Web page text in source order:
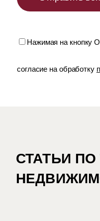
Нажимая на кнопку
согласие на обработку
СТАТЬИ